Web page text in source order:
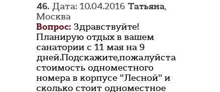
46. Дата: 10.04.2016 Татьяна,
Москва
Вопрос: Здравствуйте!
Планирую отдых в вашем
санатории с 11 мая на 9
дней.Подскажите,пожалуйста
стоимость одноместного
номера в корпусе "Лесной" и
сколько стоит одноместное